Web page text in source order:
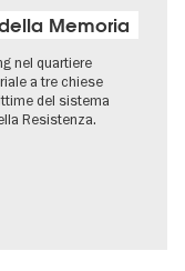
Memoria
nel quartiere
a tre chiese
del sistema
Resistenza.